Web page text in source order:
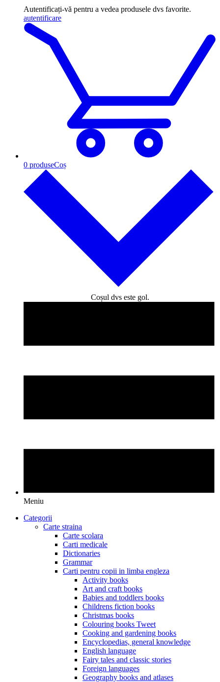
Autentificați-vă pentru a vedea produsele dvs favorite.
autentificare
0 produseCoș
Coșul dvs este gol.
Meniu
Categorii
Carte straina
Carte scolara
Carti medicale
Dictionaries
Grammar
Carti pentru copii in limba engleza
Activity books
Art and craft books
Babies and toddlers books
Childrens fiction books
Christmas books
Colouring books Tweet
Cooking and gardening books
Encyclopedias, general knowledge
English language
Fairy tales and classic stories
Foreign languages
Geography books and atlases